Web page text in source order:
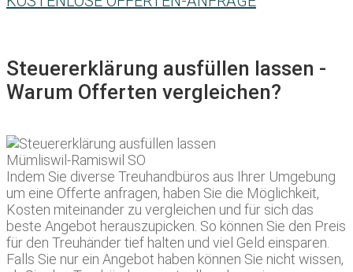
Steuererklärung ausfüllen lassen -
Warum Offerten vergleichen?
Indem Sie diverse Treuhandbüros aus Ihrer Umgebung
um eine Offerte anfragen, haben Sie die Möglichkeit,
Kosten miteinander zu vergleichen und für sich das
beste Angebot herauszupicken. So können Sie den Preis
für den Treuhänder tief halten und viel Geld einsparen.
Falls Sie nur ein Angebot haben können Sie nicht wissen,